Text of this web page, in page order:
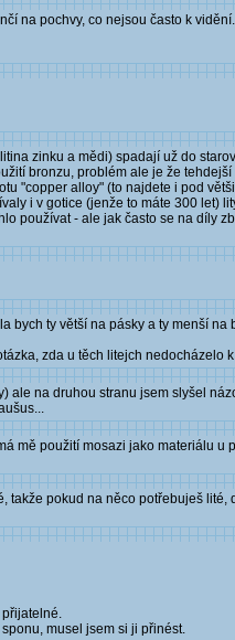
na pochvy, co nejsou často k vidění.
zinku a mědi) spadají už do
bronzu, problém ale je že
"copper alloy" (to najdete i pod
i v gotice (jenže to máte 300 let)
používat - ale jak často se na díly
ty větší na pásky a ty menší
zda u těch litejch nedocházelo
na druhou stranu jsem slyšel
mě použití mosazi jako materiálu
pokud na něco potřebuješ
přijatelné.
musel jsem si ji přinést.